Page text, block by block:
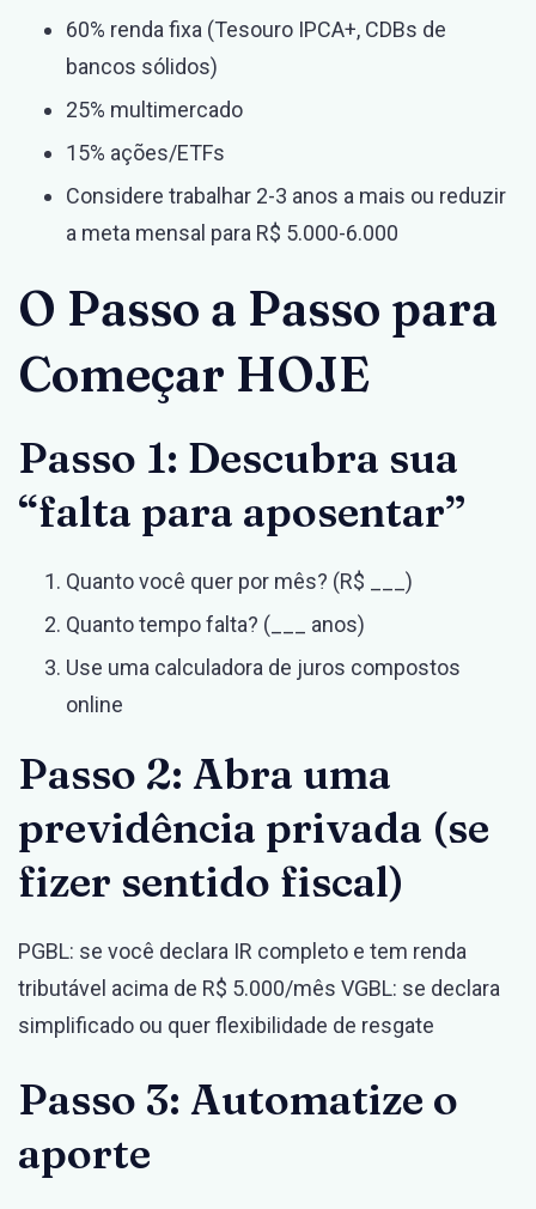
60% renda fixa (Tesouro IPCA+, CDBs de
bancos sólidos)
25% multimercado
15% ações/ETFs
Considere trabalhar 2-3 anos a mais ou reduzir
a meta mensal para R$ 5.000-6.000
O Passo a Passo para
Começar HOJE
Passo 1: Descubra sua
“falta para aposentar”
Quanto você quer por mês? (R$ ___)
Quanto tempo falta? (___ anos)
Use uma calculadora de juros compostos
online
Passo 2: Abra uma
previdência privada (se
fizer sentido fiscal)
PGBL: se você declara IR completo e tem renda
tributável acima de R$ 5.000/mês VGBL: se declara
simplificado ou quer flexibilidade de resgate
Passo 3: Automatize o
aporte